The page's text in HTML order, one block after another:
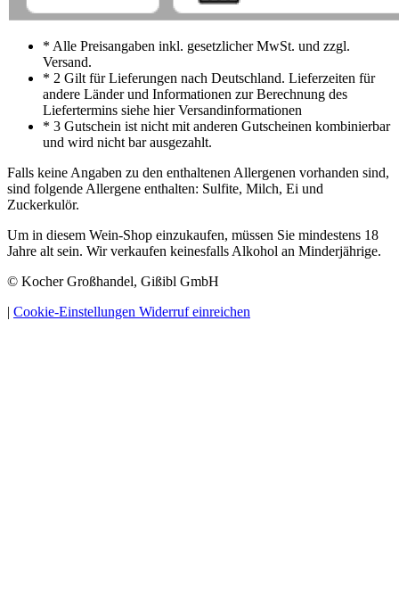
* Alle Preisangaben inkl. gesetzlicher MwSt. und zzgl.
Versand.
* 2 Gilt für Lieferungen nach Deutschland. Lieferzeiten für
andere Länder und Informationen zur Berechnung des
Liefertermins siehe hier Versandinformationen
* 3 Gutschein ist nicht mit anderen Gutscheinen kombinierbar
und wird nicht bar ausgezahlt.
Falls keine Angaben zu den enthaltenen Allergenen vorhanden sind,
sind folgende Allergene enthalten: Sulfite, Milch, Ei und
Zuckerkulör.
Um in diesem Wein-Shop einzukaufen, müssen Sie mindestens 18
Jahre alt sein. Wir verkaufen keinesfalls Alkohol an Minderjährige.
© Kocher Großhandel, Gißibl GmbH
| Cookie-Einstellungen Widerruf einreichen